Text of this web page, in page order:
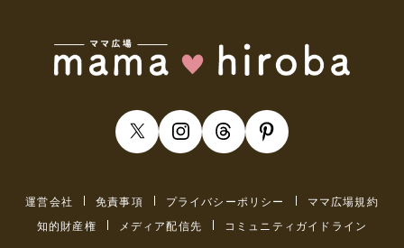
運営会社 免責事項 プライバシーポリシー
ママ広場規約
知的財産権
メディア配信先 コミュニティガイドライン